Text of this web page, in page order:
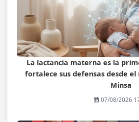
La lactancia materna es la
fortalece sus defensas desde
Minsa
07/08/2026